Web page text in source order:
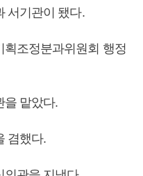
서기관이 됐다.
획조정분과위원회 행정
을 맡았다.
겸했다.